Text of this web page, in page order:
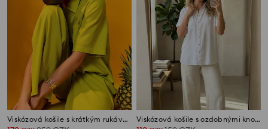
Viskózová košile s krátkým rukávem se směsí lnu Viskózová košile s ozdobnými knoflíky